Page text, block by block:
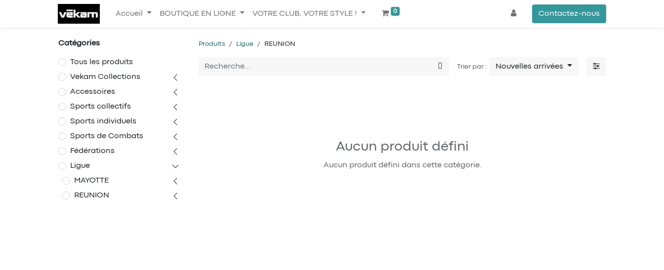
Accueil BOUTIQUE EN LIGNE VOTRE CLUB, VOTRE STYLE ! 0 Contactez-nous
Catégories
Tous les produits
Vekam Collections
Accessoires
Sports collectifs
Sports individuels
Sports de Combats
Fédérations
Ligue
MAYOTTE
REUNION
Produits Ligue REUNION
Trier par : Nouvelles arrivées
Aucun produit défini
Aucun produit défini dans cette catégorie.